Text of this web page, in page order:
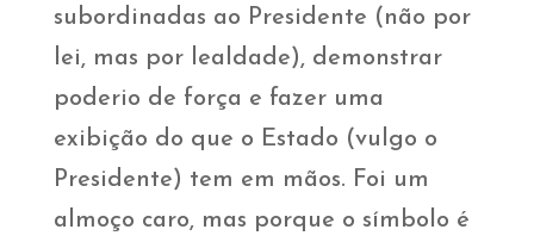
subordinadas ao Presidente (não por
lei, mas por lealdade), demonstrar
poderio de força e fazer uma
exibição do que o Estado (vulgo o
Presidente) tem em mãos. Foi um
almoço caro, mas porque o símbolo é